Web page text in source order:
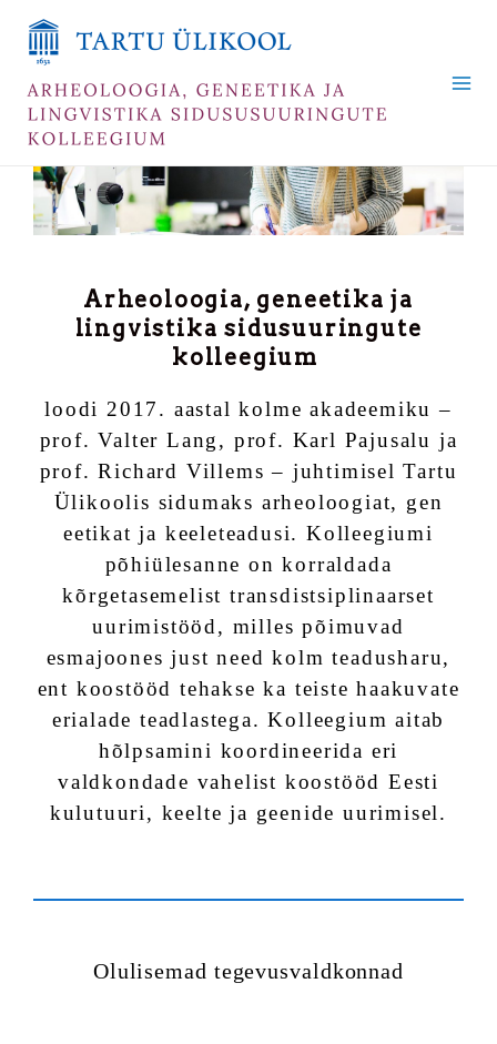
content
Arheoloogia, geneetika ja
lingvistika sidusuuringute
kolleegium
loodi 2017. aastal kolme akadeemiku –
prof. Valter Lang, prof. Karl Pajusalu ja
prof. Richard Villems – juhtimisel Tartu
Ülikoolis sidumaks arheoloogiat, gen
eetikat ja keeleteadusi. Kolleegiumi
põhiülesanne on korraldada
kõrgetasemelist transdistsiplinaarset
uurimistööd, milles põimuvad
esmajoones just need kolm teadusharu,
ent koostööd tehakse ka teiste haakuvate
erialade teadlastega. Kolleegium aitab
hõlpsamini koordineerida eri
valdkondade vahelist koostööd Eesti
kulutuuri, keelte ja geenide uurimisel.
Olulisemad tegevusvaldkonnad